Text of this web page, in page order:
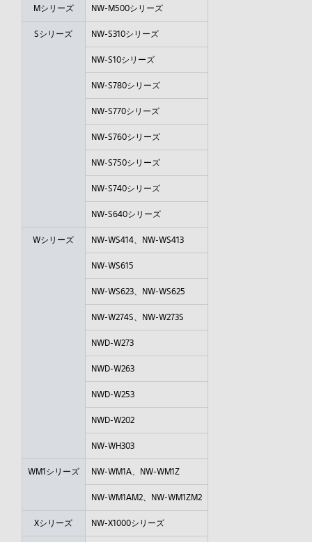
Mシリーズ NW-M500シリーズ
Sシリーズ NW-S310シリーズ
NW-S10シリーズ
NW-S780シリーズ
NW-S770シリーズ
NW-S760シリーズ
NW-S750シリーズ
NW-S740シリーズ
NW-S640シリーズ
Wシリーズ NW-WS414、NW-WS413
NW-WS615
NW-WS623、NW-WS625
NW-W274S、NW-W273S
NWD-W273
NWD-W263
NWD-W253
NWD-W202
NW-WH303
WM1シリーズ NW-WM1A、NW-WM1Z
NW-WM1AM2、NW-WM1ZM2
Xシリーズ NW-X1000シリーズ